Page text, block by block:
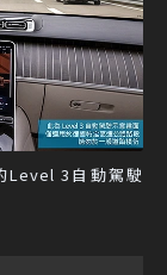
Level 3自動駕駛